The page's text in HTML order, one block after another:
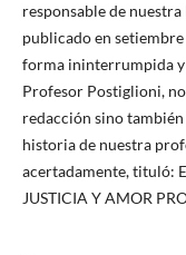
responsable de
publicado en setiembre
forma ininterrumpida y
Profesor Postiglioni,
redacción sino
historia de nuestra
acertadamente, tituló:
JUSTICIA Y AMOR